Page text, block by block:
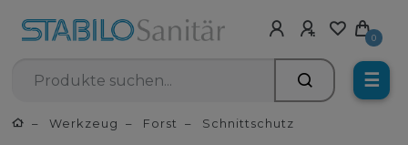
0
☰
Werkzeug Forst Schnittschutz